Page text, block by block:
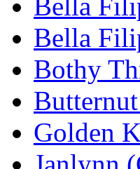
Bella
Bella
Bothy
Golden